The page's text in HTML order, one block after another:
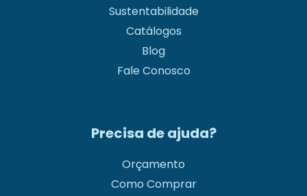
Sustentabilidade
Catálogos
Blog
Fale Conosco
Precisa de ajuda?
Orçamento
Como Comprar